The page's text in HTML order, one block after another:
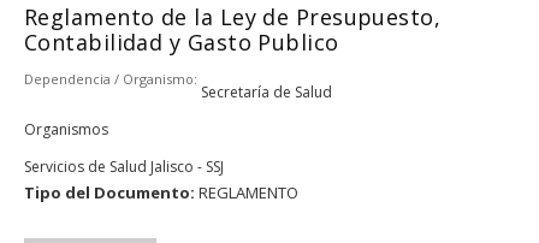
Reglamento de la Ley de Presupuesto,
Contabilidad y Gasto Publico
Dependencia / Organismo:
Secretaría de Salud
Organismos
Servicios de Salud Jalisco - SSJ
Tipo del Documento: REGLAMENTO